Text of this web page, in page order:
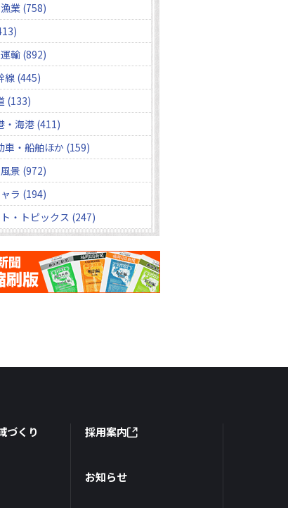
業 (758)
輸 (892)
線 (445)
(133)
・海港 (411)
車・船舶ほか (159)
景 (972)
ラ (194)
・トピックス (247)
づくり 採用案内
お知らせ